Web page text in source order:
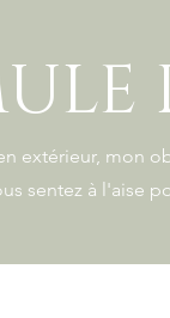
extérieur, mon
sentez à l'aise